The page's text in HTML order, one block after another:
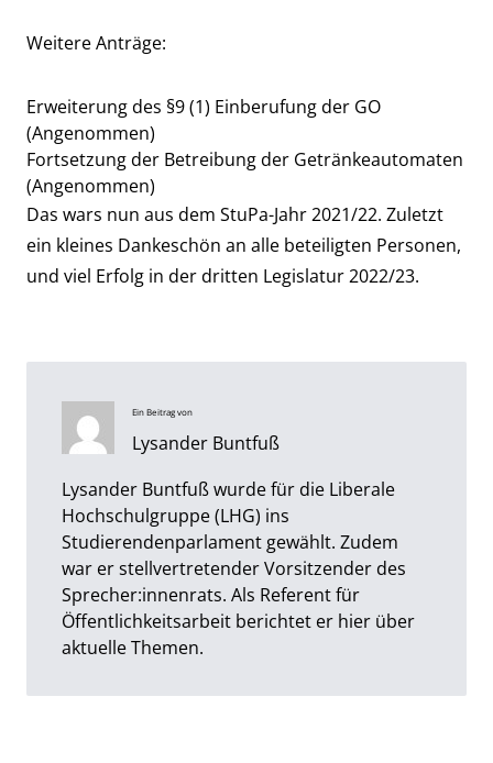
Weitere Anträge:
Erweiterung des §9 (1) Einberufung der GO
(Angenommen)
Fortsetzung der Betreibung der Getränkeautomaten
(Angenommen)
Das wars nun aus dem StuPa-Jahr 2021/22. Zuletzt
ein kleines Dankeschön an alle beteiligten Personen,
und viel Erfolg in der dritten Legislatur 2022/23.
Ein Beitrag von
Lysander Buntfuß
Lysander Buntfuß wurde für die Liberale
Hochschulgruppe (LHG) ins
Studierendenparlament gewählt. Zudem
war er stellvertretender Vorsitzender des
Sprecher:innenrats. Als Referent für
Öffentlichkeitsarbeit berichtet er hier über
aktuelle Themen.